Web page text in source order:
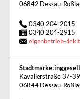
06842 Dessau-
0340 204-2015
0340 204-2915
eigenbetrieb-
Kavalierstraße 37-39
06844 Dessau-